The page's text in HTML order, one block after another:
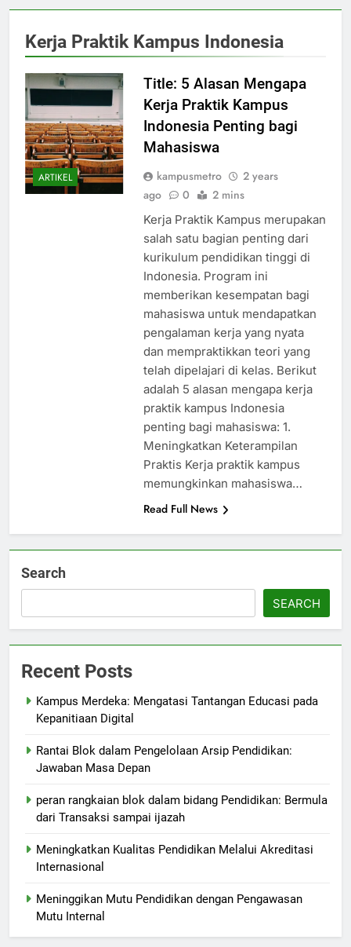
Kerja Praktik Kampus Indonesia
ARTIKEL
Title: 5 Alasan Mengapa
Kerja Praktik Kampus
Indonesia Penting bagi
Mahasiswa
kampusmetro
2 years
ago
0 2 mins
Kerja Praktik Kampus merupakan
salah satu bagian penting dari
kurikulum pendidikan tinggi di
Indonesia. Program ini
memberikan kesempatan bagi
mahasiswa untuk mendapatkan
pengalaman kerja yang nyata
dan mempraktikkan teori yang
telah dipelajari di kelas. Berikut
adalah 5 alasan mengapa kerja
praktik kampus Indonesia
penting bagi mahasiswa: 1.
Meningkatkan Keterampilan
Praktis Kerja praktik kampus
memungkinkan mahasiswa…
Read Full News
Search
SEARCH
Recent Posts
Kampus Merdeka: Mengatasi Tantangan Educasi pada
Kepanitiaan Digital
Rantai Blok dalam Pengelolaan Arsip Pendidikan:
Jawaban Masa Depan
peran rangkaian blok dalam bidang Pendidikan: Bermula
dari Transaksi sampai ijazah
Meningkatkan Kualitas Pendidikan Melalui Akreditasi
Internasional
Meninggikan Mutu Pendidikan dengan Pengawasan
Mutu Internal